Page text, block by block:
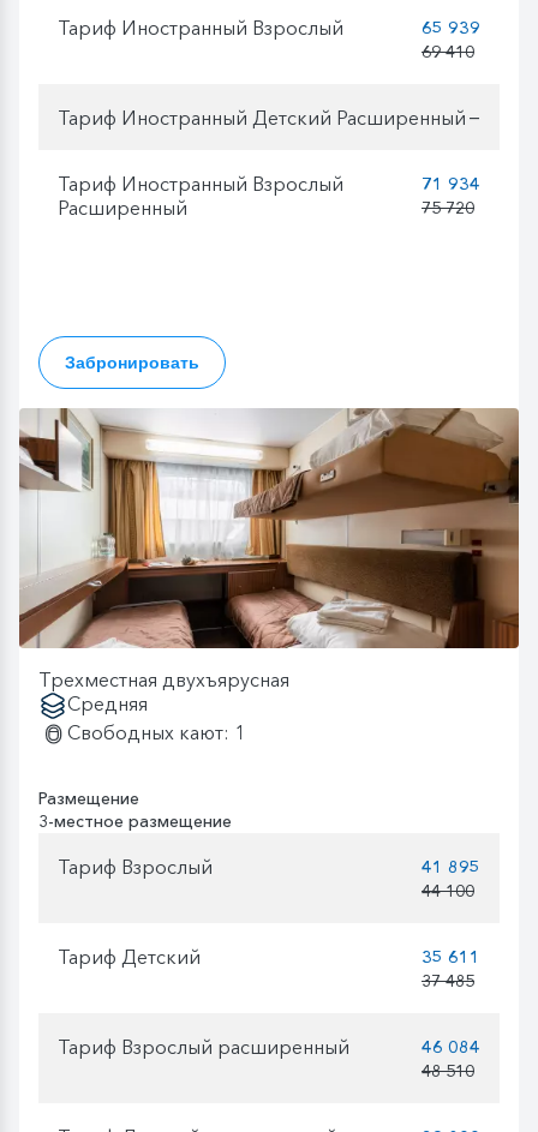
Тариф Иностранный Взрослый
65 939
69 410
Тариф Иностранный Детский Расширенный —
Тариф Иностранный Взрослый
Расширенный
71 934
75 720
Забронировать
Трехместная двухъярусная
Средняя
Свободных кают: 1
Размещение
3-местное размещение
Тариф Взрослый
41 895
44 100
Тариф Детский
35 611
37 485
Тариф Взрослый расширенный
46 084
48 510